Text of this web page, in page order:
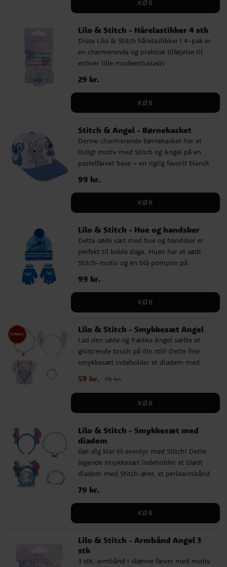
KØB
Lilo & Stitch - Hårelastikker 4 stk
Disse Lilo & Stitch hårelastikker i 4-pak er
en charmerende og praktisk tilføjelse til
enhver lille modeentusiasts
håraccessories-samling. Hver pakke
indeholder fire hår elastikker i blandede
populære serie Lilo & Stitch.
Pris:29 kr.
29 kr.
KØB
Stitch & Angel - Børnekasket
Denne charmerende børnekasket har et
livligt motiv med Stitch og Angel på en
pastelfarvet base – en rigtig favorit blandt
skygge er den både et stilfuldt og praktisk
en blød og slidstærk bomulds- og
53 cm og er justerbar bagpå, så den passer
børn i alderen ca. 4 til 6 år. Dette er et
officielt licenseret Disney-produkt fra
Cerdá.
Pris :99 kr.
99 kr.
KØB
Lilo & Stitch - Hue og handsker
Dette søde sæt med hue og handsker er
perfekt til kolde dage. Huen har et sødt
Stitch-motiv og en blå pompon på
toppen, mens handskerne er dekoreret
med hans ikoniske silhuet. Begge dele har
materiale, der holder barnet varmt og
til børn i alderen ca. 3–6 år. ✔️ Hue med
pompon og Stitch-motiv ✔️ Matchende
handsker med Stitch-detalje ✔️ Blødt og
elastisk materiale for god pasform ✔️
Materiale: 50 % polyester, 50 % akryl ✔️
Pris :99 kr.
99 kr.
KØB
Lilo & Stitch - Smykkesæt Angel
Lad den søde og frække Angel sætte et
gnistrende touch på din stil! Dette fine
smykkesæt indeholder et diadem med
bløde Angel-ører, et perlearmbånd og en
Nupris :59 kr.
59 kr. 79 kr.
KØB
Lilo & Stitch - Smykkesæt med
diadem
Gør dig klar til eventyr med Stitch! Dette
legende smykkesæt indeholder et blødt
diadem med Stitch-ører, et perlearmbånd
med "Ohana" og en halskæde med en
charmerende Stitch-vedhæng. Perfekt til
magi til deres outfit!
Pris:79 kr.
79 kr.
KØB
Lilo & Stitch - Armbånd Angel 3
stk
3 stk. armbånd i skønne farver med motiv